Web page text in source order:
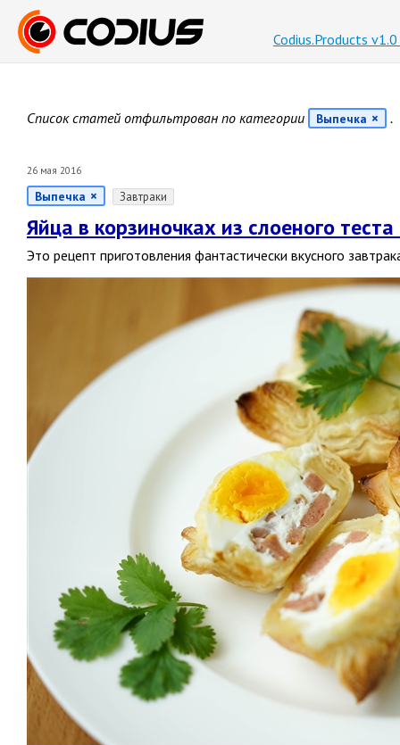
Codius.Products v1.0
Список статей отфильтрован по категории Выпечка .
26 мая 2016
Выпечка Завтраки
Яйца в корзиночках из слоеного
Это рецепт приготовления фантастически вкусного